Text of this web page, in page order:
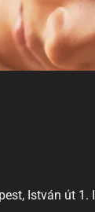
István út 1.